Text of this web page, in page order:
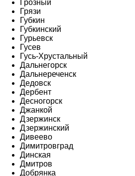
Грозный
Грязи
Губкин
Губкинский
Гурьевск
Гусев
Гусь-Хрустальный
Дальнегорск
Дальнереченск
Дедовск
Дербент
Десногорск
Джанкой
Дзержинск
Дзержинский
Дивеево
Димитровград
Динская
Дмитров
Добрянка